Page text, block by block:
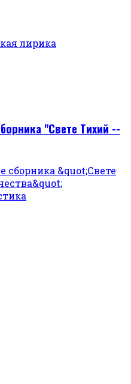
лирика
"Свете Тихий --